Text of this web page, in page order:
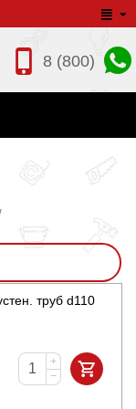
8 (800)
труб d110
+
−